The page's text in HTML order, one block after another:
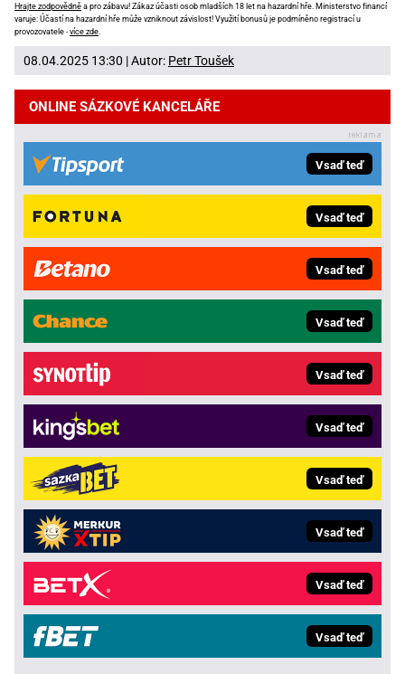
Hrajte zodpovědně a pro zábavu! Zákaz účasti osob mladších 18 let na hazardní hře. Ministerstvo financí
varuje: Účastí na hazardní hře může vzniknout závislost! Využití bonusů je podmíněno registrací u
provozovatele -více zde.
08.04.2025 13:30 | Autor: Petr Toušek
ONLINE SÁZKOVÉ KANCELÁŘE
Vsaď teď
Vsaď teď
Vsaď teď
Vsaď teď
Vsaď teď
Vsaď teď
Vsaď teď
Vsaď teď
Vsaď teď
Vsaď teď